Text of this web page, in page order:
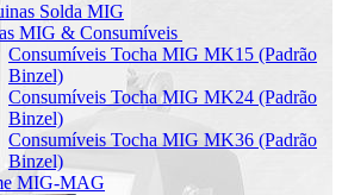
Solda MIG
MIG & Consumíveis
Consumíveis Tocha MIG MK15 (Padrão
Binzel)
Consumíveis Tocha MIG MK24 (Padrão
Binzel)
Consumíveis Tocha MIG MK36 (Padrão
Binzel)
MIG-MAG